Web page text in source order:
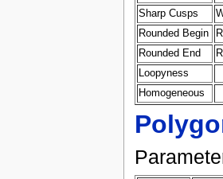
Sharp Cusps
Rounded Begin
Rounded End
Loopyness
Homogeneous